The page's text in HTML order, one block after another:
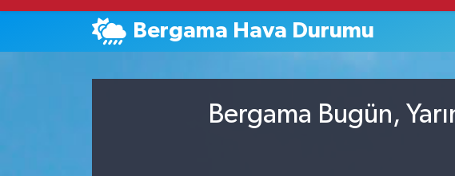
Bergama Hava Durumu
Bergama Bugün,
Son Dakika Haberleri
Haber Arşivi